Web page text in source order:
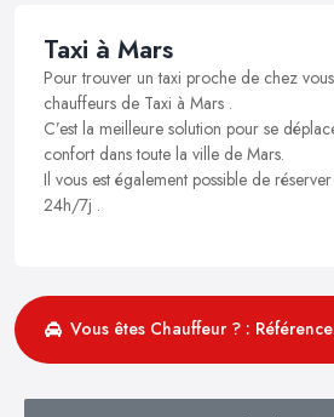
Taxi à Mars
Pour trouver un taxi proche de chez
chauffeurs de Taxi à Mars .
C’est la meilleure solution pour se
confort dans toute la ville de Mars.
Il vous est également possible de
24h/7j .
Vous êtes Chauffeur ? :